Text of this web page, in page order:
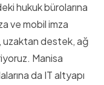
hukuk bürolarına
ve mobil imza
uzaktan destek, ağ
Manisa
da IT altyapı